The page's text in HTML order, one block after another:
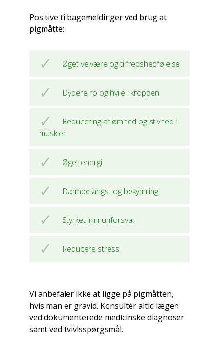
Positive tilbagemeldinger ved brug at
pigmåtte:
Øget velvære og tilfredshedfølelse
Dybere ro og hvile i kroppen
Reducering af ømhed og stivhed i
muskler
Øget energi
Dæmpe angst og bekymring
Styrket immunforsvar
Reducere stress
Vi anbefaler ikke at ligge på pigmåtten,
hvis man er gravid. Konsultér altid lægen
ved dokumenterede medicinske diagnoser
samt ved tvivlsspørgsmål.